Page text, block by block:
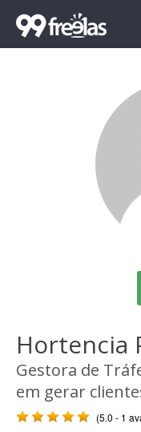
Hortencia
Gestora de
em gerar
(5.0 - 1